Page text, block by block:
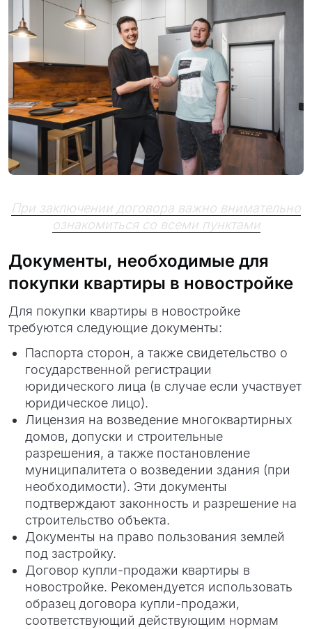
При заключении договора важно внимательно
ознакомиться со всеми пунктами
Документы, необходимые для
покупки квартиры в новостройке
Для покупки квартиры в новостройке
требуются следующие документы:
Паспорта сторон, а также свидетельство о
государственной регистрации
юридического лица (в случае если участвует
юридическое лицо).
Лицензия на возведение многоквартирных
домов, допуски и строительные
разрешения, а также постановление
муниципалитета о возведении здания (при
необходимости). Эти документы
подтверждают законность и разрешение на
строительство объекта.
Документы на право пользования землей
под застройку.
Договор купли-продажи квартиры в
новостройке. Рекомендуется использовать
образец договора купли-продажи,
соответствующий действующим нормам